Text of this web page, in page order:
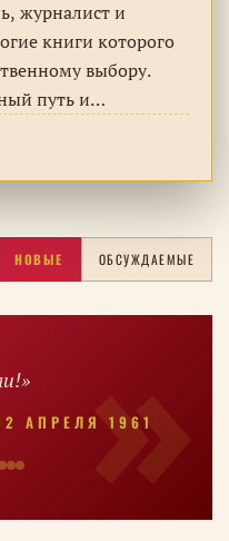
журналист и
книги которого
выбору.
путь и
НОВЫЕ ОБСУЖДАЕМЫЕ
АПРЕЛЯ 1961